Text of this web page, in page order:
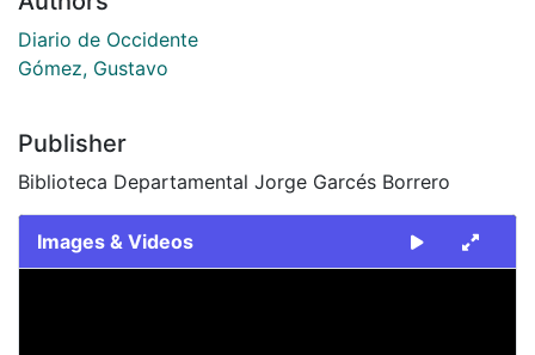
Diario de Occidente
Gómez, Gustavo
Publisher
Biblioteca Departamental Jorge Garcés Borrero
Images & Videos